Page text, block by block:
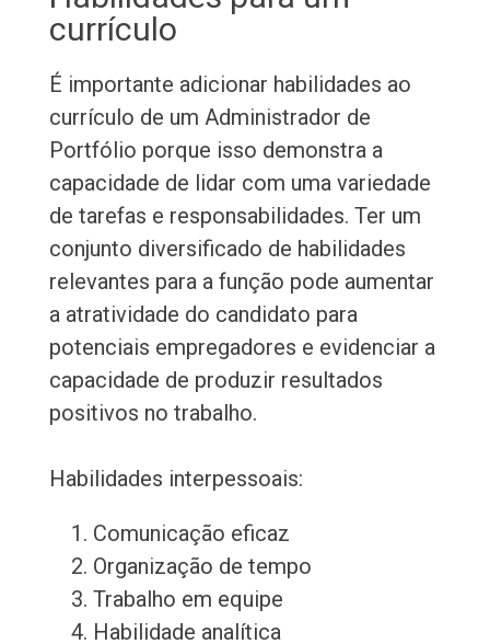
currículo
É importante adicionar habilidades ao
currículo de um Administrador de
Portfólio porque isso demonstra a
capacidade de lidar com uma variedade
de tarefas e responsabilidades. Ter um
conjunto diversificado de habilidades
relevantes para a função pode aumentar
a atratividade do candidato para
potenciais empregadores e evidenciar a
capacidade de produzir resultados
positivos no trabalho.
Habilidades interpessoais:
Comunicação eficaz
Organização de tempo
Trabalho em equipe
Habilidade analítica